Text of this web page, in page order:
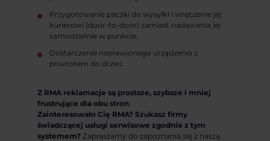
Przygotowanie paczki do wysyłki i wręczenie jej
kurierowi (door-to-door) zamiast nadawania jej
samodzielnie w punkcie.
Dostarczenie naprawionego urządzenia z
powrotem do drzwi.
Z RMA reklamacje są prostsze, szybsze i mniej
frustrujące dla obu stron.
Zainteresowało Cię RMA? Szukasz firmy
świadczącej usługi serwisowe zgodnie z tym
systemem? Zapraszamy do zapoznania się z naszą